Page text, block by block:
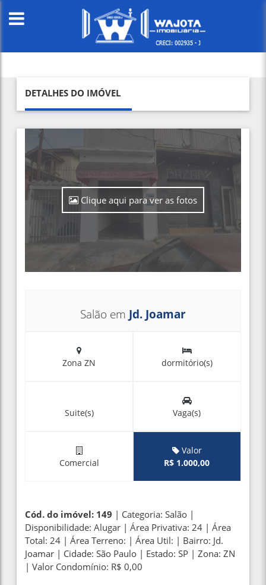
DETALHES DO IMÓVEL
Clique aqui para ver as fotos
Salão em Jd. Joamar
Zona ZN dormitório(s)
Suite(s) Vaga(s)
Comercial
Valor
R$ 1.000,00
Cód. do imóvel: 149 | Categoria: Salão |
Disponibilidade: Alugar | Área Privativa: 24 | Área
Total: 24 | Área Terreno: | Área Util: | Bairro: Jd.
Joamar | Cidade: São Paulo | Estado: SP | Zona: ZN
| Valor Condomínio: R$ 0,00